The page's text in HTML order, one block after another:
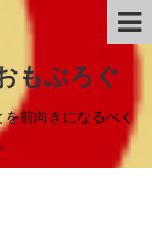
もぶろぐ
を前向きになるべく